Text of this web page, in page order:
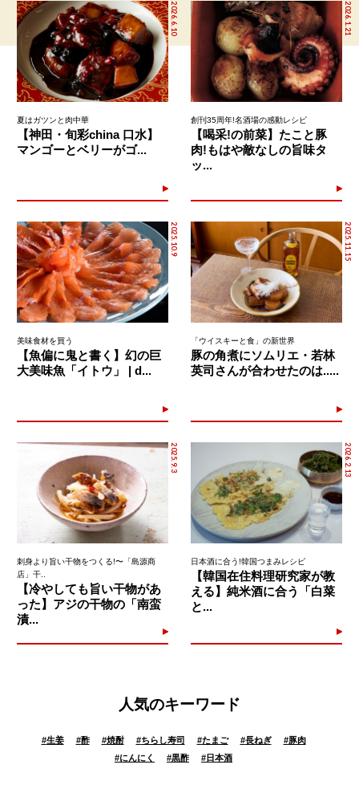
2026.6.10
夏はガツンと肉中華
【神田・旬彩china 口水】
マンゴーとベリーがゴ...
2026.1.21
創刊35周年!名酒場の感動レシピ
【喝采!の前菜】たこと豚
肉!もはや敵なしの旨味タ
ッ...
2025.10.9
美味食材を買う
【魚偏に鬼と書く】幻の巨
大美味魚「イトウ」 | d...
2025.11.15
「ウイスキーと食」の新世界
豚の角煮にソムリエ・若林
英司さんが合わせたのは.....
2025.9.3
刺身より旨い干物をつくる!〜「島源商
店」干..
【冷やしても旨い干物があ
った】アジの干物の「南蛮
漬...
2026.2.13
日本酒に合う!韓国つまみレシピ
【韓国在住料理研究家が教
える】純米酒に合う「白菜
と...
人気のキーワード
#生姜 #酢 #焼酎 #ちらし寿司 #たまご #長ねぎ #豚肉
#にんにく #黒酢 # 日本酒